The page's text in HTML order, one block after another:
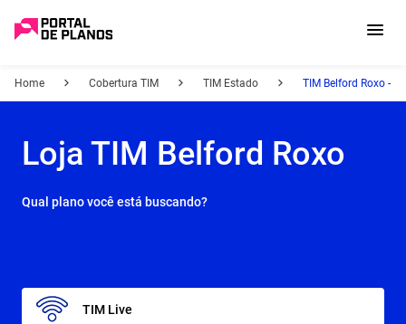
Home Cobertura TIM TIM Estado TIM Belford Roxo - RJ
Loja TIM Belford Roxo
Qual plano você está buscando?
TIM Live